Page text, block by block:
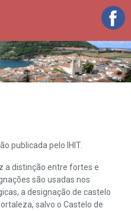
publicada pelo IHIT.
a distinção entre fortes e
são usadas nos
a designação de castelo
salvo o Castelo de